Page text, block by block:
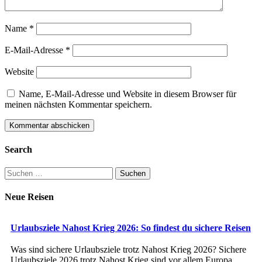
Name *
E-Mail-Adresse *
Website
Name, E-Mail-Adresse und Website in diesem Browser für
meinen nächsten Kommentar speichern.
Search
Suchen
nach:
Neue Reisen
Urlaubsziele Nahost Krieg 2026: So findest du sichere Reisen
Was sind sichere Urlaubsziele trotz Nahost Krieg 2026? Sichere
Urlaubsziele 2026 trotz Nahost Krieg sind vor allem Europa